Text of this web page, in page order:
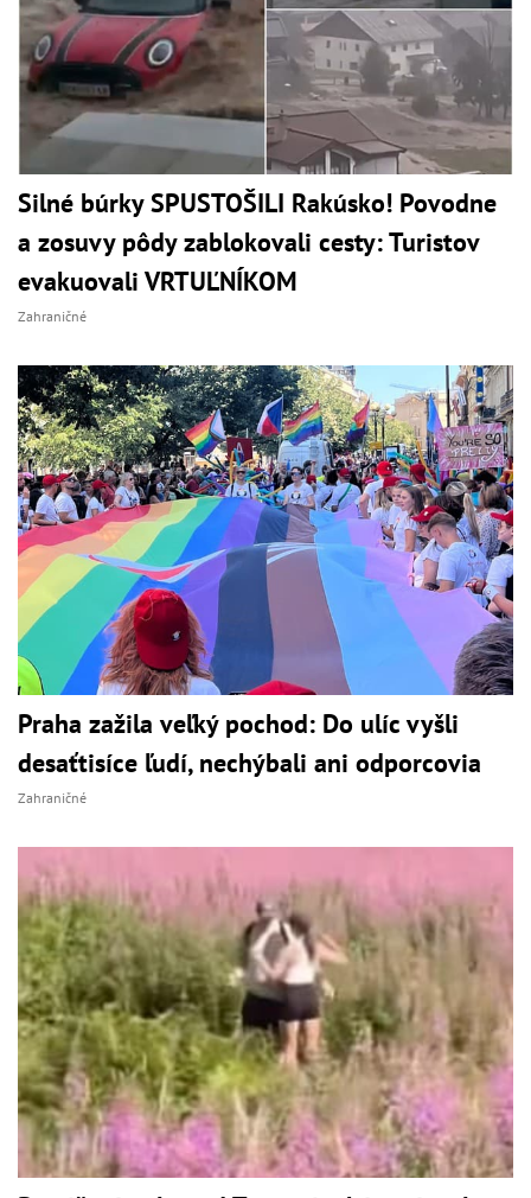
Silné búrky SPUSTOŠILI Rakúsko! Povodne
a zosuvy pôdy zablokovali cesty: Turistov
evakuovali VRTUĽNÍKOM
Zahraničné
Praha zažila veľký pochod: Do ulíc vyšli
desaťtisíce ľudí, nechýbali ani odporcovia
Zahraničné